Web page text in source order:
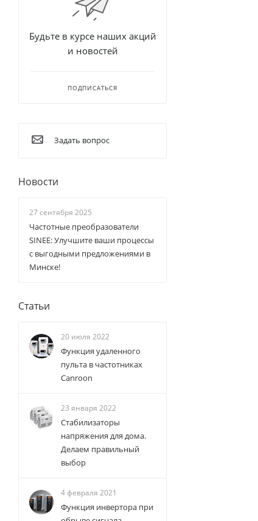
Будьте в курсе наших акций
и новостей
ПОДПИСАТЬСЯ
Задать вопрос
Новости
27 сентября 2025
Частотные преобразователи
SINEE: Улучшите ваши процессы
с выгодными предложениями в
Минске!
Статьи
20 июля 2022
Функция удаленного
пульта в частотниках
Canroon
23 января 2022
Стабилизаторы
напряжения для дома.
Делаем правильный
выбор
4 февраля 2021
Функция инвертора при